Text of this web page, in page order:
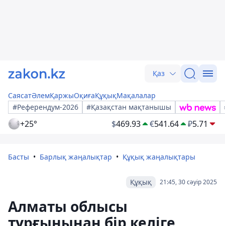
Қаз
СаясатӘлемҚаржыОқиғаҚұқықМақалалар
#Референдум-2026
#Қазақстан мақтанышы
+25° $469.93 €541.64 ₽5.71
Басты Барлық жаңалықтар Құқық жаңалықтары
21:45, 30 сәуір 2025
Құқық
Алматы облысы